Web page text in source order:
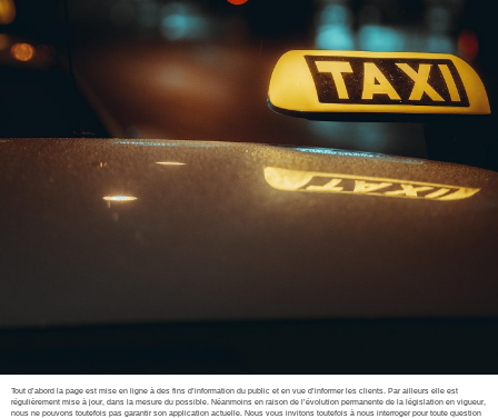
Tout d’abord la page est mise en ligne à des fins d’information du public et en vue d’informer les clients. Par ailleurs elle est
régulièrement mise à jour, dans la mesure du possible. Néanmoins en raison de l’évolution permanente de la législation en vigueur,
nous ne pouvons toutefois pas garantir son application actuelle. Nous vous invitons toutefois à nous interroger pour toute question